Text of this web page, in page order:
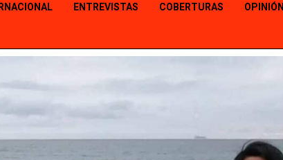
ENTREVISTAS COBERTURAS OPINIÓN